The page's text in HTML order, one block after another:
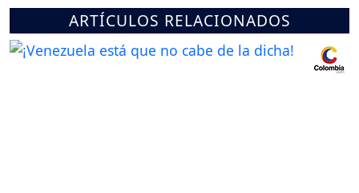
ARTÍCULOS RELACIONADOS